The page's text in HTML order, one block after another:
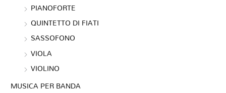
PIANOFORTE
QUINTETTO DI FIATI
SASSOFONO
VIOLA
VIOLINO
MUSICA PER BANDA